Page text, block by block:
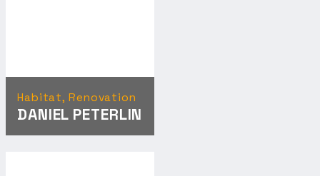
Habitat, Renovation
DANIEL PETERLIN